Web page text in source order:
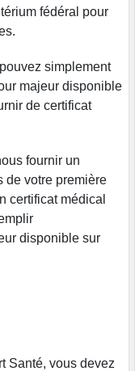
fédéral pour
simplement
majeur disponible
de certificat
fournir un
de votre première
certificat médical
disponible sur
Santé, vous devez